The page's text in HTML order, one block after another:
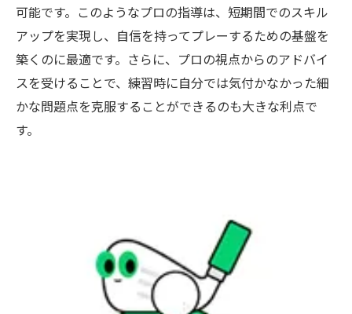
可能です。このようなプロの指導は、短期間でのスキル
アップを実現し、自信を持ってプレーするための基盤を
築くのに最適です。さらに、プロの視点からのアドバイ
スを受けることで、練習時に自分では気付かなかった細
かな問題点を克服することができるのも大きな利点で
す。